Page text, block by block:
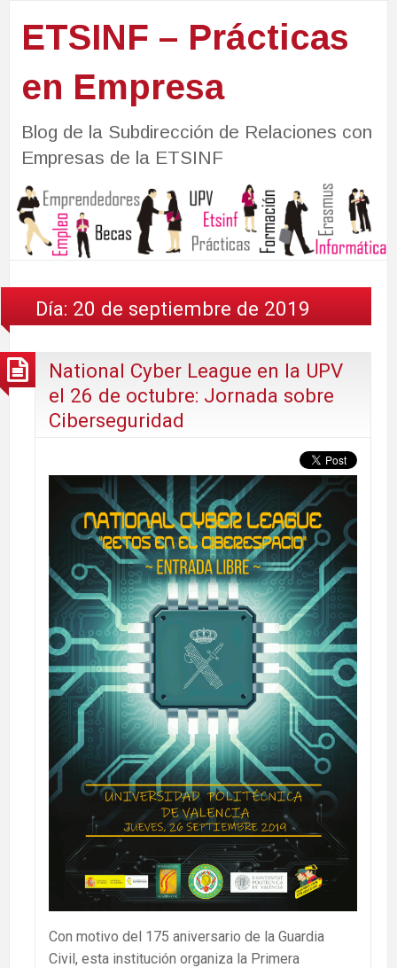
ETSINF – Prácticas
en Empresa
Blog de la Subdirección de Relaciones con
Empresas de la ETSINF
Día: 20 de septiembre de 2019
National Cyber League en la UPV
el 26 de octubre: Jornada sobre
Ciberseguridad
Con motivo del 175 aniversario de la Guardia
Civil, esta institución organiza la Primera